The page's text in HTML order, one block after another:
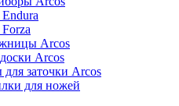
Arcos
Arcos
заточки Arcos
для ножей